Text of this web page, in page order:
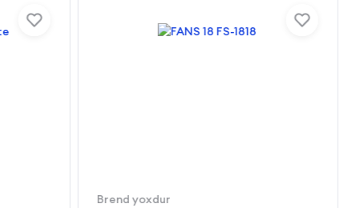
Brend yoxdur